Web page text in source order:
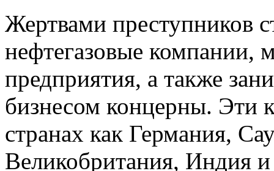
Жертвами преступников
нефтегазовые компании,
предприятия, а также
бизнесом концерны. Эти
странах как Германия,
Великобритания, Индия